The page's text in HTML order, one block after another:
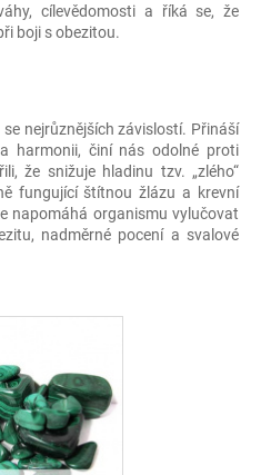
cílevědomosti a říká se, že
boji s obezitou.
nejrůznějších závislostí. Přináší
harmonii, činí nás odolné proti
že snižuje hladinu tzv. „zlého“
fungující štítnou žlázu a krevní
napomáhá organismu vylučovat
nadměrné pocení a svalové